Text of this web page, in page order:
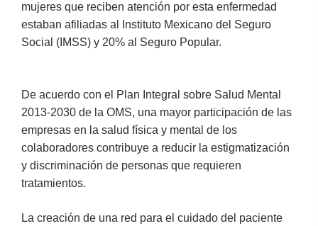
mujeres que reciben atención por esta enfermedad
estaban afiliadas al Instituto Mexicano del Seguro
Social (IMSS) y 20% al Seguro Popular.
De acuerdo con el Plan Integral sobre Salud Mental
2013-2030 de la OMS, una mayor participación de las
empresas en la salud física y mental de los
colaboradores contribuye a reducir la estigmatización
y discriminación de personas que requieren
tratamientos.
La creación de una red para el cuidado del paciente